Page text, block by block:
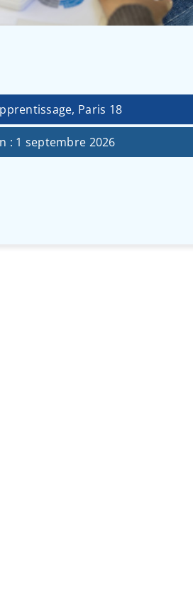
Paris 18
: 1 septembre 2026